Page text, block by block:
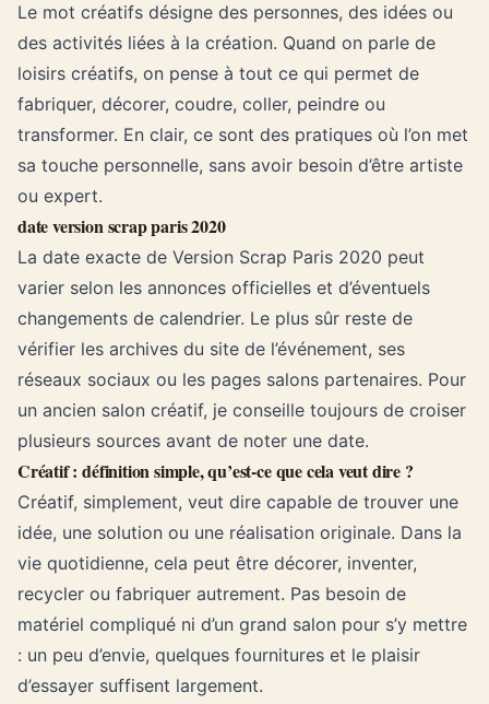
Le mot créatifs désigne des personnes, des idées ou
des activités liées à la création. Quand on parle de
loisirs créatifs, on pense à tout ce qui permet de
fabriquer, décorer, coudre, coller, peindre ou
transformer. En clair, ce sont des pratiques où l’on met
sa touche personnelle, sans avoir besoin d’être artiste
ou expert.
date version scrap paris 2020
La date exacte de Version Scrap Paris 2020 peut
varier selon les annonces officielles et d’éventuels
changements de calendrier. Le plus sûr reste de
vérifier les archives du site de l’événement, ses
réseaux sociaux ou les pages salons partenaires. Pour
un ancien salon créatif, je conseille toujours de croiser
plusieurs sources avant de noter une date.
Créatif : définition simple, qu’est-ce que cela veut dire ?
Créatif, simplement, veut dire capable de trouver une
idée, une solution ou une réalisation originale. Dans la
vie quotidienne, cela peut être décorer, inventer,
recycler ou fabriquer autrement. Pas besoin de
matériel compliqué ni d’un grand salon pour s’y mettre
: un peu d’envie, quelques fournitures et le plaisir
d’essayer suffisent largement.